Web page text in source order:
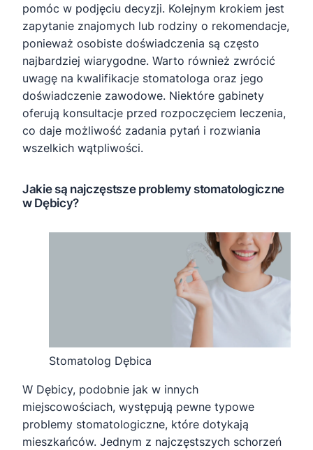
pomóc w podjęciu decyzji. Kolejnym krokiem jest
zapytanie znajomych lub rodziny o rekomendacje,
ponieważ osobiste doświadczenia są często
najbardziej wiarygodne. Warto również zwrócić
uwagę na kwalifikacje stomatologa oraz jego
doświadczenie zawodowe. Niektóre gabinety
oferują konsultacje przed rozpoczęciem leczenia,
co daje możliwość zadania pytań i rozwiania
wszelkich wątpliwości.
Jakie są najczęstsze problemy stomatologiczne
w Dębicy?
Stomatolog Dębica
W Dębicy, podobnie jak w innych
miejscowościach, występują pewne typowe
problemy stomatologiczne, które dotykają
mieszkańców. Jednym z najczęstszych schorzeń